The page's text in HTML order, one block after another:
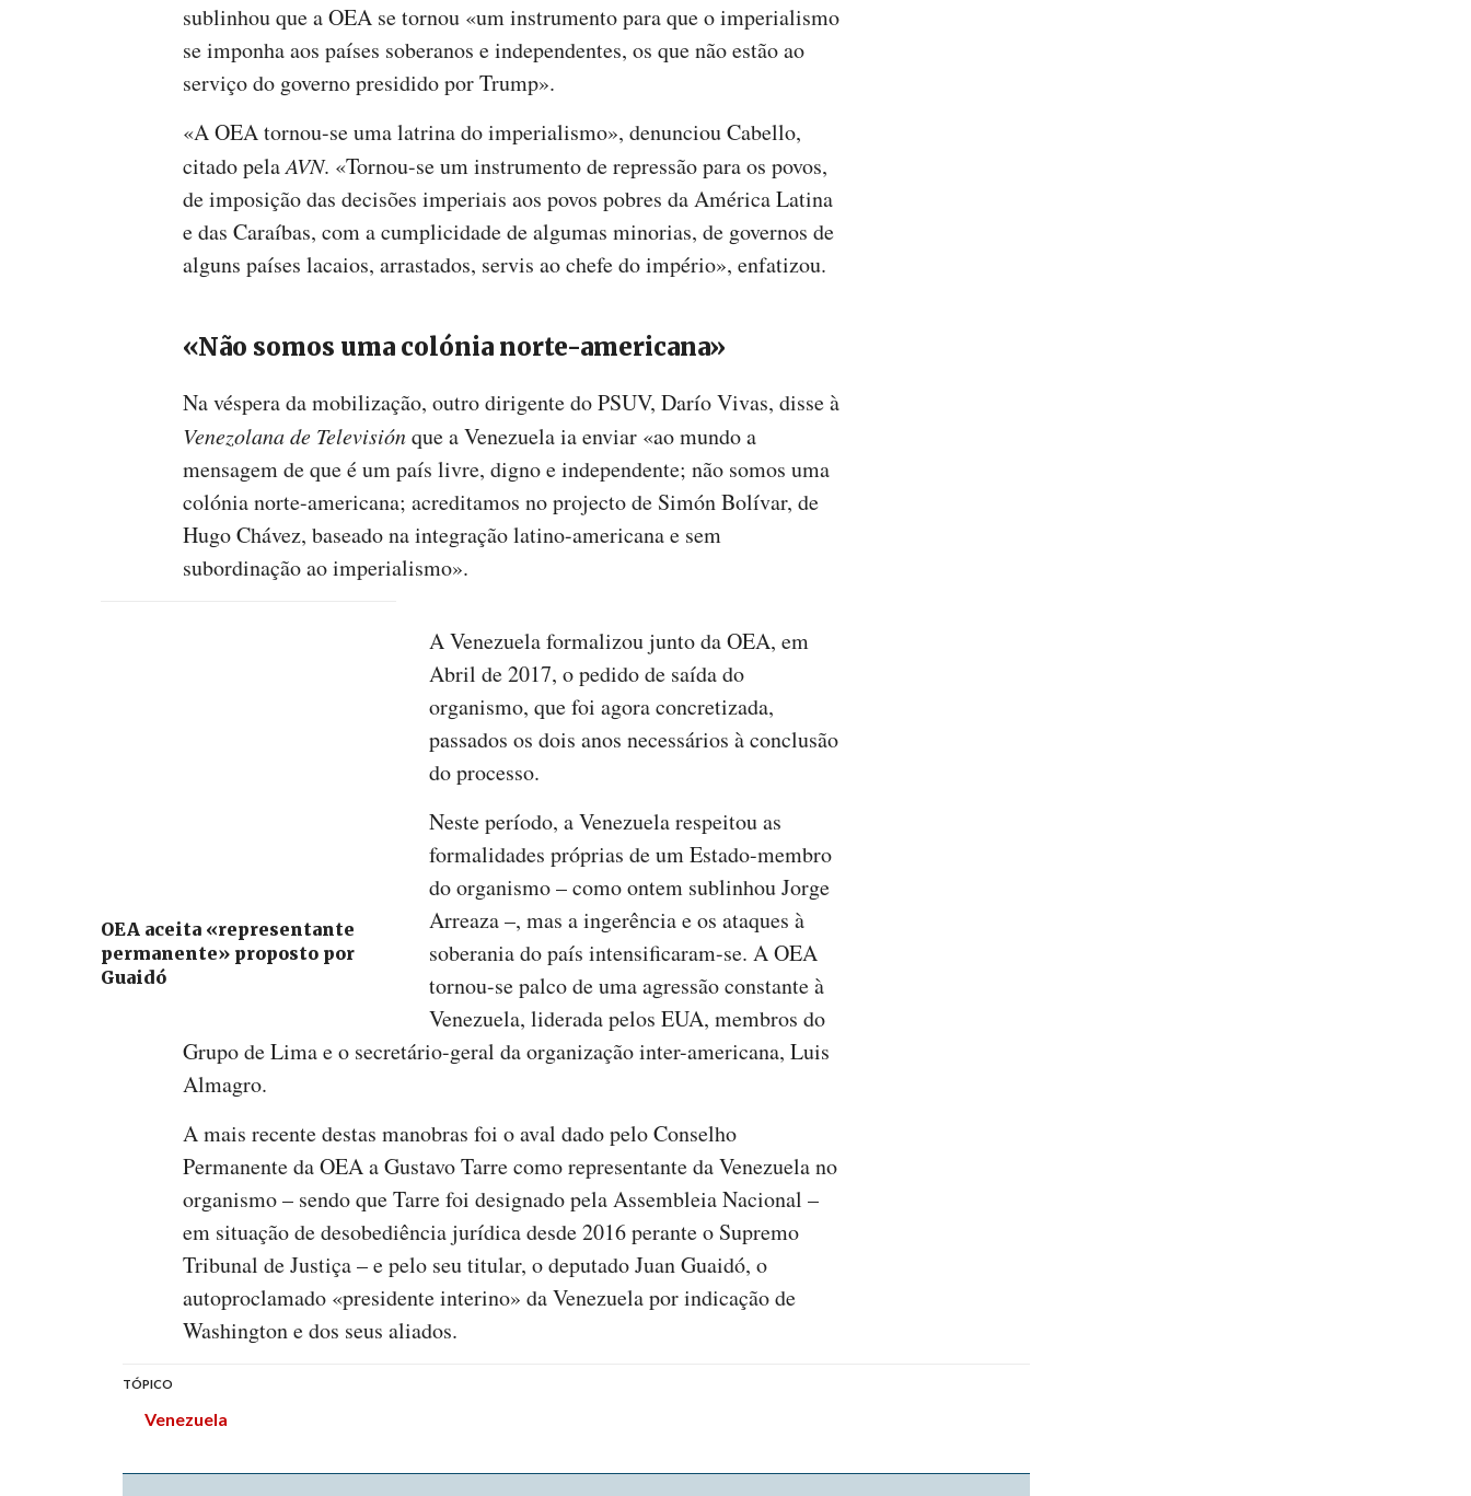
sublinhou que a OEA se tornou «um instrumento para que o imperialismo
se imponha aos países soberanos e independentes, os que não estão ao
serviço do governo presidido por Trump».
«A OEA tornou-se uma latrina do imperialismo», denunciou Cabello,
citado pelaAVN. «Tornou-se um instrumento de repressão para os povos,
de imposição das decisões imperiais aos povos pobres da América Latina
e das Caraíbas, com a cumplicidade de algumas minorias, de governos de
alguns países lacaios, arrastados, servis ao chefe do império», enfatizou.
«Não somos uma colónia norte-americana»
Na véspera da mobilização, outro dirigente do PSUV, Darío Vivas, disse à
Venezolana de Televisiónque a Venezuela ia enviar «ao mundo a
mensagem de que é um país livre, digno e independente; não somos uma
colónia norte-americana; acreditamos no projecto de Simón Bolívar, de
Hugo Chávez, baseado na integração latino-americana e sem
subordinação ao imperialismo».
OEA aceita «representante
permanente» proposto por
Guaidó
A Venezuela formalizou junto da OEA, em
Abril de 2017, o pedido de saída do
organismo, que foi agora concretizada,
passados os dois anos necessários à conclusão
do processo.
Neste período, a Venezuela respeitou as
formalidades próprias de um Estado-membro
do organismo – como ontem sublinhou Jorge
Arreaza –, mas a ingerência e os ataques à
soberania do país intensificaram-se. A OEA
tornou-se palco de uma agressão constante à
Venezuela, liderada pelos EUA, membros do
Grupo de Lima e o secretário-geral da organização inter-americana, Luis
Almagro.
A mais recente destas manobras foi o aval dado pelo Conselho
Permanente da OEA a Gustavo Tarre como representante da Venezuela no
organismo – sendo que Tarre foi designado pela Assembleia Nacional –
em situação de desobediência jurídica desde 2016 perante o Supremo
Tribunal de Justiça – e pelo seu titular, o deputado Juan Guaidó, o
autoproclamado «presidente interino» da Venezuela por indicação de
Washington e dos seus aliados.
TÓPICO
Venezuela